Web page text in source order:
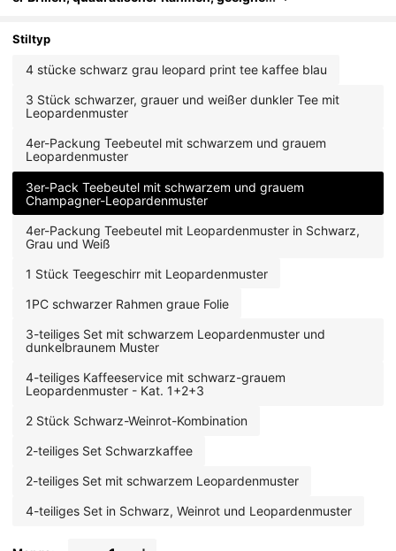
n, ein unverzichtbares Modeaccessoire, tolles
sformen, hochwertig
Stiltyp
4 stücke schwarz grau leopard print tee kaffee blau
3 Stück schwarzer, grauer und weißer dunkler Tee mit
Leopardenmuster
4er-Packung Teebeutel mit schwarzem und grauem
Leopardenmuster
3er-Pack Teebeutel mit schwarzem und grauem
Champagner-Leopardenmuster
4er-Packung Teebeutel mit Leopardenmuster in Schwarz,
Grau und Weiß
1 Stück Teegeschirr mit Leopardenmuster
1PC schwarzer Rahmen graue Folie
3-teiliges Set mit schwarzem Leopardenmuster und
dunkelbraunem Muster
4-teiliges Kaffeeservice mit schwarz-grauem
Leopardenmuster - Kat. 1+2+3
2 Stück Schwarz-Weinrot-Kombination
2-teiliges Set Schwarzkaffee
2-teiliges Set mit schwarzem Leopardenmuster
4-teiliges Set in Schwarz, Weinrot und Leopardenmuster